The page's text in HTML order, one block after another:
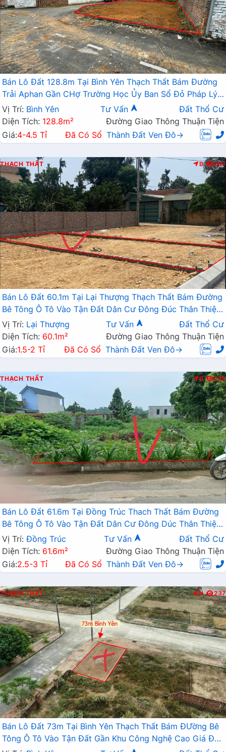
Bán Lô Đất 128.8m Tại Bình Yên Thạch Thất Bám Đường
Trải Aphan Gần CHợ Trường Học Ủy Ban Sổ Đỏ Pháp Lý
Rõ Ràng Giá Đầu Tư
Vị Trí: Bình Yên Tư Vấn
Đất Thổ Cư
Diện Tích: 128.8m²
Đường Giao Thông Thuận Tiện
Giá:4-4.5 Tỉ Đã Có Sổ Thành Đất Ven Đô→
THẠCH THẤT B 287
Bán Lô Đất 60.1m Tại Lại Thượng Thạch Thất Bám Đường
Bê Tông Ô Tô Vào Tận Đất Dân Cư Đông Đúc Thân Thiện
Giá Đầu Tư
Vị Trí: Lại Thượng Tư Vấn
Đất Thổ Cư
Diện Tích: 60.1m²
Đường Giao Thông Thuận Tiện
Giá:1.5-2 Tỉ Đã Có Sổ Thành Đất Ven Đô→
THẠCH THẤT B 225
Bán Lô Đất 61.6m Tại Đồng Trúc Thach Thất Bám Đường
Bê Tông Ô Tô Vào Tận Đất Dân Cư Đông Dúc Thân Thiện
Giá Rẻ Đầu Tư Sinh Lời
Vị Trí: Đồng Trúc Tư Vấn
Đất Thổ Cư
Diện Tích: 61.6m²
Đường Giao Thông Thuận Tiện
Giá:2.5-3 Tỉ Đã Có Sổ Thành Đất Ven Đô→
THẠCH THẤT N 237
Bán Lô Đất 73m Tại Bình Yên Thạch Thất Bám ĐƯờng Bê
Tông Ô Tô Vào Tận Đất Gần Khu Công Nghệ Cao Giá Đầu